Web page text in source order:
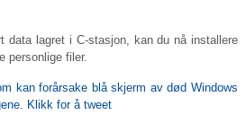
data lagret i C-stasjon, kan du nå installere
personlige filer.
kan forårsake blå skjerm av død Windows
Klikk for å tweet